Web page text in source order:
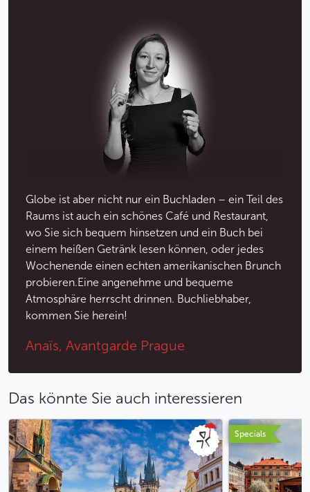
Globe ist aber nicht nur ein Buchladen – ein Teil des
Raums ist auch ein schönes Café und Restaurant,
wo Sie sich bequem hinsetzen und ein Buch bei
einem heißen Getränk lesen können, oder jedes
Wochenende einen echten amerikanischen Brunch
probieren.Eine angenehme und bequeme
Atmosphäre herrscht drinnen. Buchliebhaber,
kommen Sie herein!
Anaïs, Avantgarde Prague
Das könnte Sie auch interessieren
Specials